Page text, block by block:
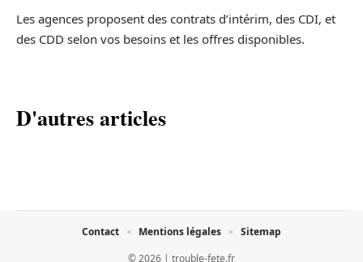
Les agences proposent des contrats d’intérim, des CDI, et
des CDD selon vos besoins et les offres disponibles.
D'autres articles
© 2026 | trouble-fete.fr
Contact Mentions légales Sitemap